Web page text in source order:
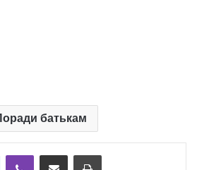
батькам
TelegramViber Надіслати електронною поштоюНадрукувати